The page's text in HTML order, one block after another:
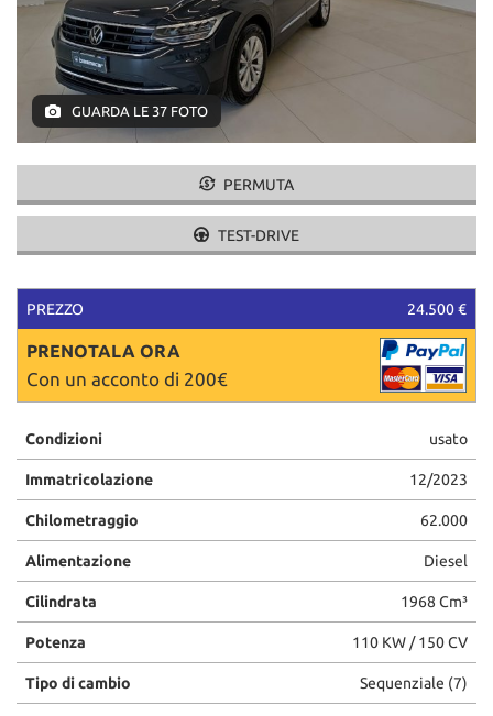
GUARDA LE 37 FOTO
PERMUTA
TEST-DRIVE
PREZZO 24.500 €
PRENOTALA ORA
Con un acconto di 200€
Condizioni usato
Immatricolazione 12/2023
Chilometraggio 62.000
Alimentazione Diesel
Cilindrata 1968 Cm³
Potenza 110 KW / 150 CV
Tipo di cambio Sequenziale (7)
tracciamento
adottiamo
offrire
le
funzionalità
e
le
di
descritte.
Per
maggiori
informazioni
sull'utilità
sul
funzionamento
questi
di
tracciamento
si
rimanda
alla
cookie
policy.